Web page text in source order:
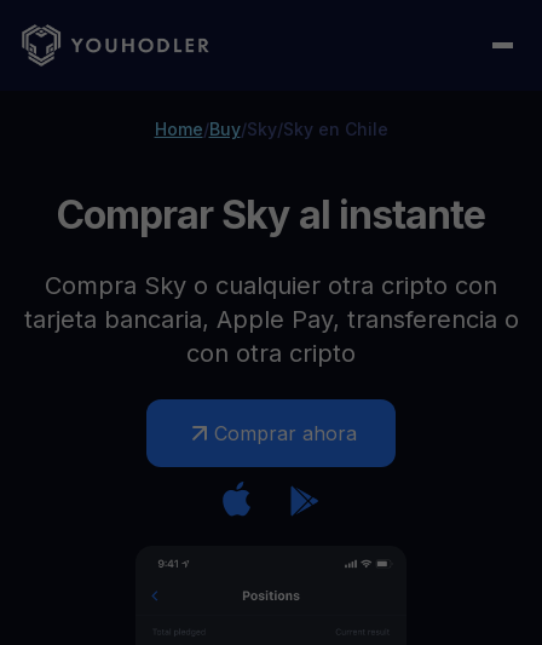
Home/Buy/Sky/Sky en Chile
Comprar Sky al instante
Compra Sky o cualquier otra cripto con
tarjeta bancaria, Apple Pay, transferencia o
con otra cripto
Comprar ahora